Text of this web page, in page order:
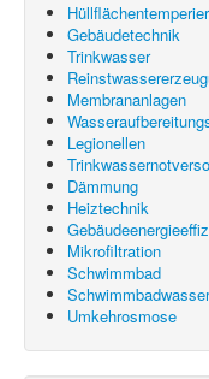
Gebäudetechnik
Trinkwasser
Membrananlagen
Legionellen
Dämmung
Heiztechnik
Mikrofiltration
Schwimmbad
Umkehrosmose